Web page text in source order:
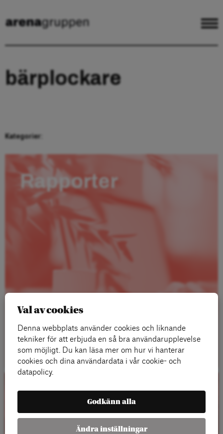
bärplockare
Kategorier:
Rapporter
Läs mer
Kalender
Val av cookies
Denna webbplats använder cookies och liknande
tekniker för att erbjuda en så bra användarupplevelse
som möjligt. Du kan läsa mer om hur vi hanterar
cookies och dina användardata i vår cookie- och
datapolicy.
Godkänn alla
Ändra inställningar